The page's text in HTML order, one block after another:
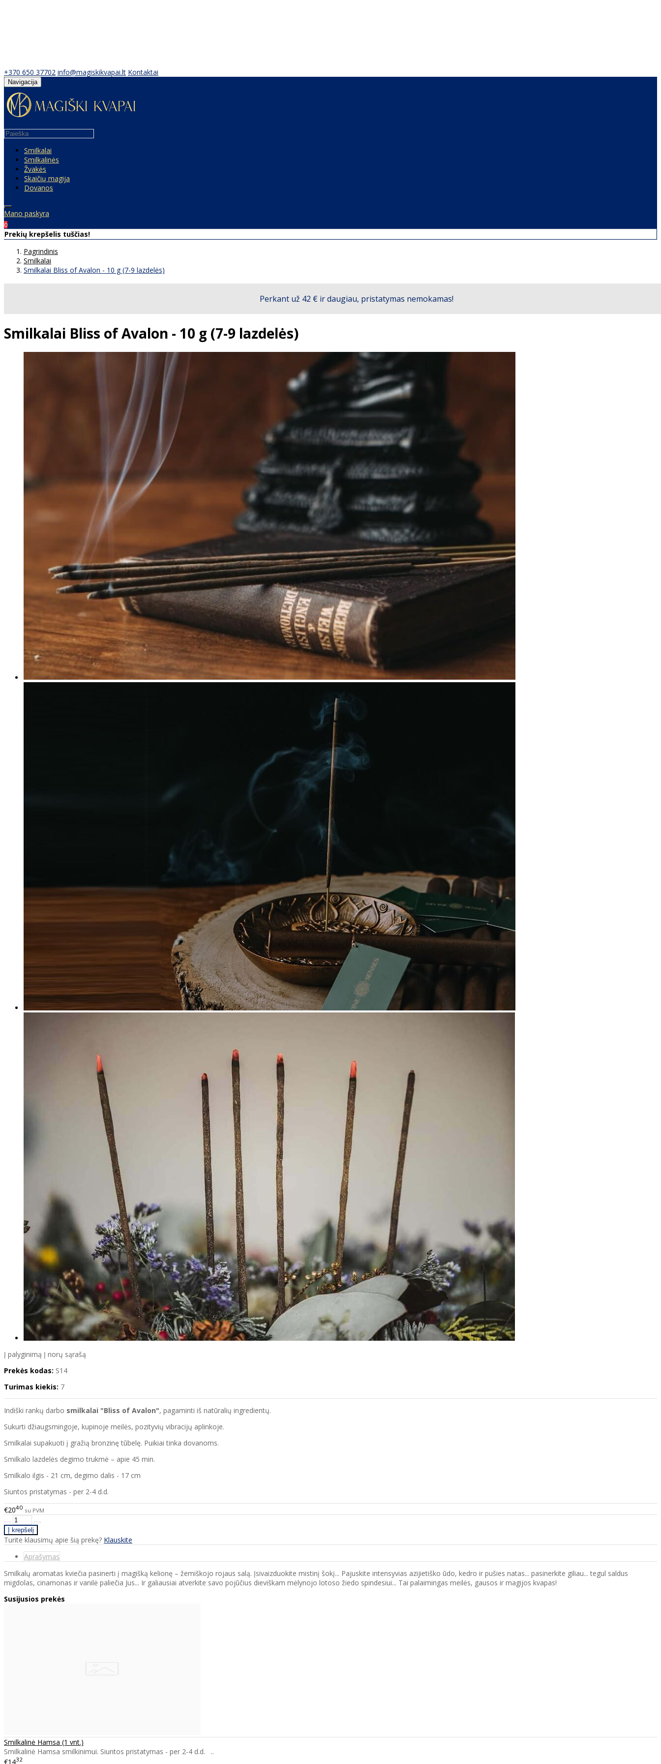
+370 650 37702 info@magiskikvapai.lt Kontaktai
Navigacija
Smilkalai
Smilkalinės
Žvakės
Skaičių magija
Dovanos
Mano paskyra
0
Prekių krepšelis tuščias!
Pagrindinis
Smilkalai
Smilkalai Bliss of Avalon - 10 g (7-9 lazdelės)
Smilkalai Bliss of Avalon - 10 g (7-9 lazdelės)
Į palyginimą Į norų sąrašą
Prekės kodas: S14
Turimas kiekis: 7
Indiški rankų darbo smilkalai "Bliss of Avalon", pagaminti iš natūralių ingredientų.
Sukurti džiaugsmingoje, kupinoje meilės, pozityvių vibracijų aplinkoje.
Smilkalai supakuoti į gražią bronzinę tūbelę. Puikiai tinka dovanoms.
Smilkalo lazdelės degimo trukmė – apie 45 min.
Smilkalo ilgis - 21 cm, degimo dalis - 17 cm
Siuntos pristatymas - per 2-4 d.d.
€2040 su PVM
Turite klausimų apie šią prekę? Klauskite
Aprašymas
Smilkalų aromatas kviečia pasinerti į magišką kelionę – žemiškojo rojaus salą. Įsivaizduokite mistinį šokį... Pajuskite intensyvias azijietiško ūdo, kedro ir pušies natas... pasinerkite giliau... tegul saldus
migdolas, cinamonas ir vanilė paliečia Jus... Ir galiausiai atverkite savo pojūčius dieviškam mėlynojo lotoso žiedo spindesiui... Tai palaimingas meilės, gausos ir magijos kvapas!
Susijusios prekės
Smilkalinė Hamsa (1 vnt.)
Smilkalinė Hamsa smilkinimui. Siuntos pristatymas - per 2-4 d.d. ..
€1432